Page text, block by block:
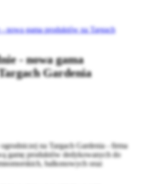
- nowa gama produktów na Targach
- nowa gama
Gardenia
na Targach Gardenia - firma
gamę produktów dedykowanych do
balkonowych oraz